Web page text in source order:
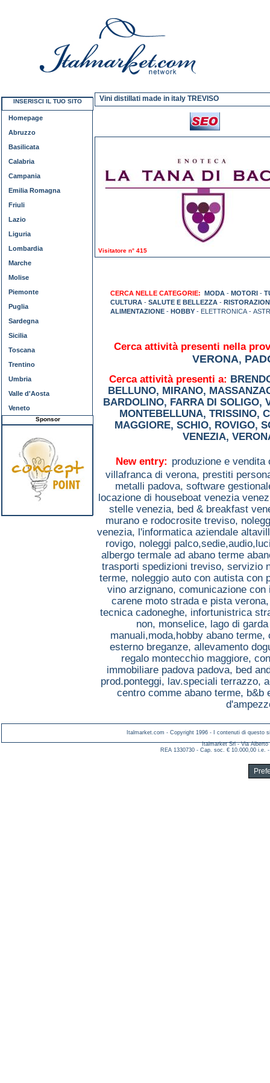
Vini distillati made in italy TREVISO
Visitatore n° 415
CERCA NELLE CATEGORIE: MODA - MOTORI -
CULTURA - SALUTE E BELLEZZA -
ALIMENTAZIONE - HOBBY - ELETTRONICA -
Cerca attività presenti nella
VERONA,
Cerca attività presenti a:
BELLUNO, MIRANO,
BARDOLINO, FARRA DI SOLIGO,
MONTEBELLUNA, TRISSINO,
MAGGIORE, SCHIO, ROVIGO,
VENEZIA,
New entry: produzione e
villafranca di verona, prestiti
metalli padova, software
locazione di houseboat venezia
stelle venezia, bed & breakfast
murano e rodocrosite treviso,
venezia, l'informatica aziendale
rovigo, noleggi
albergo termale ad abano terme
trasporti spedizioni treviso, servizio
terme, noleggio auto con autista con
vino arzignano, comunicazione
carene moto strada e pista
tecnica cadoneghe, infortunistrica
non, monselice, lago di
manuali,moda,hobby abano terme,
esterno breganze, allevamento
regalo montecchio maggiore,
immobiliare padova padova, bed
prod.ponteggi, lav.speciali terrazzo,
centro comme abano terme, b&b
INSERISCI IL TUO SITO
Homepage
Abruzzo
Basilicata
Calabria
Campania
Emilia Romagna
Friuli
Lazio
Liguria
Lombardia
Marche
Molise
Piemonte
Puglia
Sardegna
Sicilia
Toscana
Trentino
Umbria
Valle d'Aosta
Veneto
Sponsor
Italmarket.com - Copyright 1996 - I contenuti di questo
Italmarket Srl - Via Alberto
REA 1330730 - Cap. soc. € 10.000,00 i.e.